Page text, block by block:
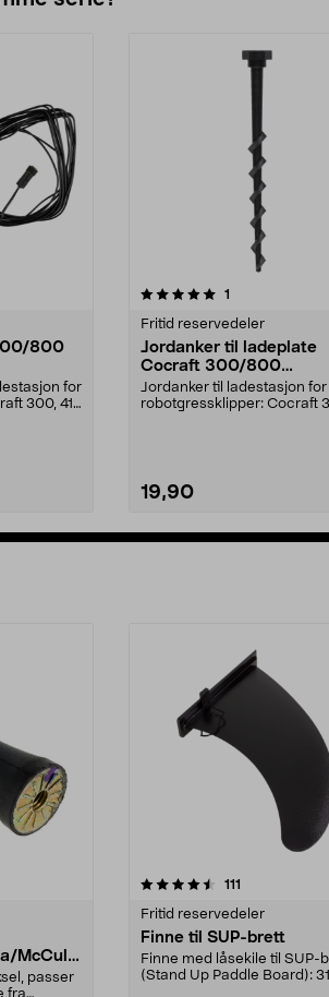
800
for
300, 41-
1
Fritid reservedeler
Jordanker til ladeplate
Cocraft 300/800
robotgressklipper
Jordanker til ladestasjon for
robotgressklipper: Cocraft
19,90
5.0av 5 stjerner
McCullo
passer
fra
111
Fritid reservedeler
Finne til SUP-brett
Finne med låsekile til SUP-
(Stand Up Paddle Board):
5.0 av 5 stjerner